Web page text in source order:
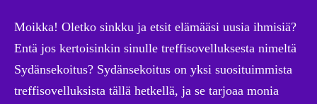
Moikka! Oletko sinkku ja etsit elämääsi uusia ihmisiä?
Entä jos kertoisinkin sinulle treffisovelluksesta nimeltä
Sydänsekoitus? Sydänsekoitus on yksi suosituimmista
treffisovelluksista tällä hetkellä, ja se tarjoaa monia